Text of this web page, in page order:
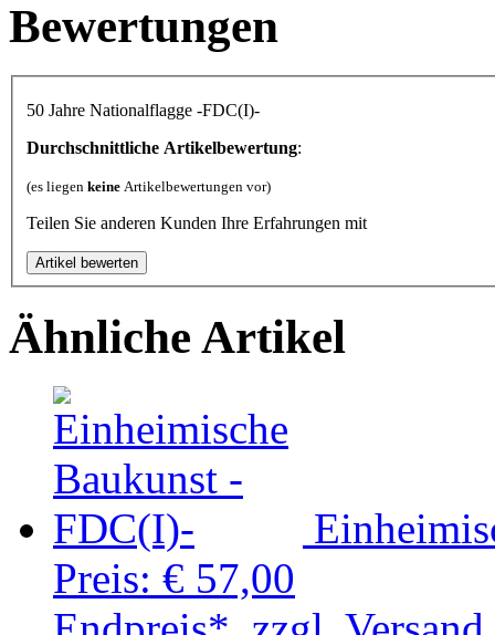
Bewertungen
50 Jahre Nationalflagge -FDC(I)-
Durchschnittliche Artikelbewertung:
(es liegen keine Artikelbewertungen vor)
Teilen Sie anderen Kunden Ihre Erfahrungen mit
Ähnliche Artikel
Preis: € 57,00